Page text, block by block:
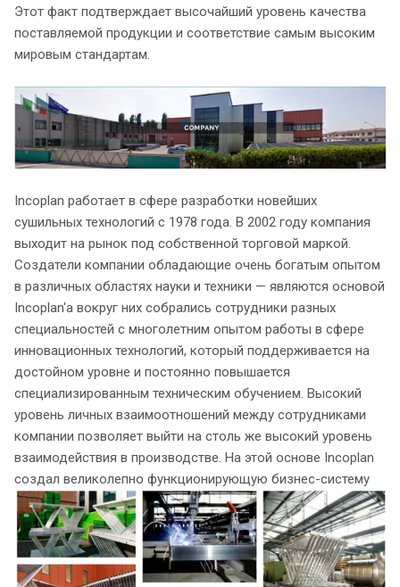
Этот факт подтверждает высочайший уровень качества
поставляемой продукции и соответствие самым высоким
мировым стандартам.
Incoplan работает в сфере разработки новейших
сушильных технологий с 1978 года. В 2002 году компания
выходит на рынок под собственной торговой маркой.
Создатели компании обладающие очень богатым опытом
в различных областях науки и техники — являются основой
Incoplan'a вокруг них собрались сотрудники разных
специальностей с многолетним опытом работы в сфере
инновационных технологий, который поддерживается на
достойном уровне и постоянно повышается
специализированным техническим обучением. Высокий
уровень личных взаимоотношений между сотрудниками
компании позволяет выйти на столь же высокий уровень
взаимодействия в производстве. На этой основе Incoplan
создал великолепно функционирующую бизнес-систему